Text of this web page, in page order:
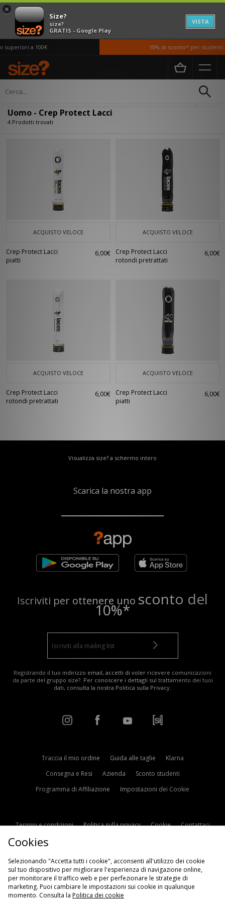
×
Size?
size?
GRATIS - Google Play
VISTA
a 100€ 10% di sconto* per studenti
Home Uomo
Uomo - Crep Protect Lacci
4 Prodotti trovati
ACQUISTO VELOCE
Crep Protect Lacci
piatti
6,00€
ACQUISTO VELOCE
Crep Protect Lacci
rotondi pretrattati
6,00€
ACQUISTO VELOCE
Crep Protect Lacci
rotondi pretrattati
6,00€
ACQUISTO VELOCE
Crep Protect Lacci
piatti
6,00€
Visualizza size? a schermo intero
Scarica la nostra app
Iscriviti per ottenere uno sconto del
10%*
Registrando il tuo indirizzo email, accetti di voler ricevere comunicazioni
da parte del gruppo size?. Per conoscere i dettagli sul trattamento dei tuoi
dati, consulta la nostra Politica sulla Privacy.
Traccia il mio ordine Guida alle taglie
Klarna
Consegna e Resi
Azienda
Sconto studenti
Programma di Affiliazione
Impostazioni dei Cookie
Termini e condizioni Politica sulla privacy Cookie
Contattaci
Cookies
Selezionando "Accetta tutti i cookie", acconsenti all'utilizzo dei cookie
sul tuo dispositivo per migliorare l'esperienza di navigazione online,
per monitorare il traffico web e per perfezionare le strategie di
marketing. Puoi cambiare le impostazioni sui cookie in qualunque
momento. Consulta la Politica dei cookie